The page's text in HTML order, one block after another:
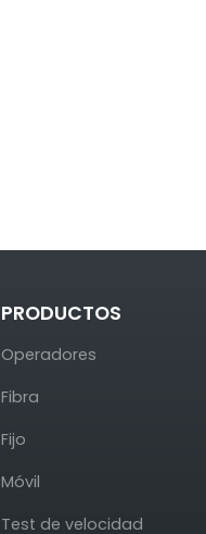
PRODUCTOS
Operadores
Fibra
Fijo
Móvil
Test de velocidad